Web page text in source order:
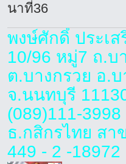
นาที่36
พงษ์ศักดิ์ ประเ
10/96 หมู่7 ถ.บ
ต.บางกรวย อ.บ
จ.นนทบุรี
(089)111-3998
ธ.กสิกรไทย สา
449 - 2 -18972